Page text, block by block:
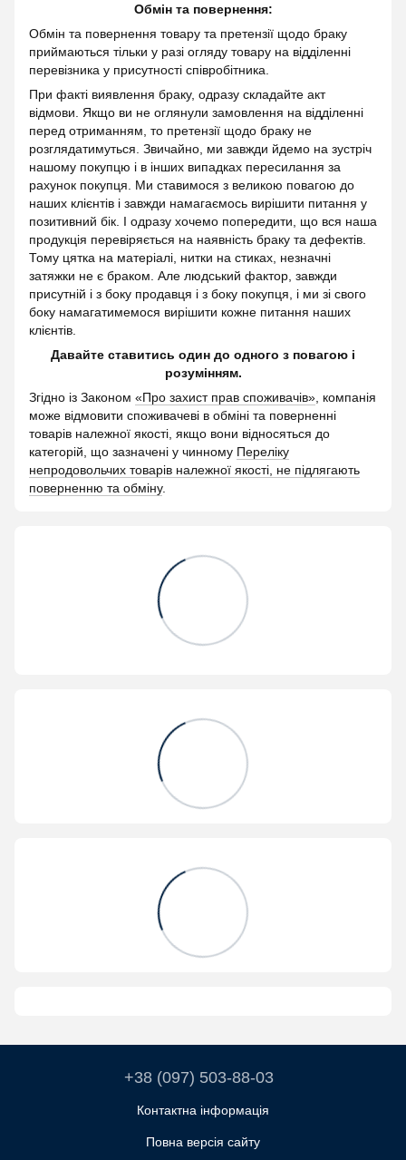
Обмін та повернення:
Обмін та повернення товару та претензії щодо браку
приймаються тільки у разі огляду товару на відділенні
перевізника у присутності співробітника.
При факті виявлення браку, одразу складайте акт
відмови. Якщо ви не оглянули замовлення на відділенні
перед отриманням, то претензії щодо браку не
розглядатимуться. Звичайно, ми завжди йдемо на зустріч
нашому покупцю і в інших випадках пересилання за
рахунок покупця. Ми ставимося з великою повагою до
наших клієнтів і завжди намагаємось вирішити питання у
позитивний бік. І одразу хочемо попередити, що вся наша
продукція перевіряється на наявність браку та дефектів.
Тому цятка на матеріалі, нитки на стиках, незначні
затяжки не є браком. Але людський фактор, завжди
присутній і з боку продавця і з боку покупця, і ми зі свого
боку намагатимемося вирішити кожне питання наших
клієнтів.
Давайте ставитись один до одного з повагою і
розумінням.
Згідно із Законом «Про захист прав споживачів» , компанія
може відмовити споживачеві в обміні та поверненні
товарів належної якості, якщо вони відносяться до
категорій, що зазначені у чинному Переліку
непродовольчих товарів належної якості, не підлягають
поверненню та обміну.
+38 (097) 503-88-03
Контактна інформація
Повна версія сайту